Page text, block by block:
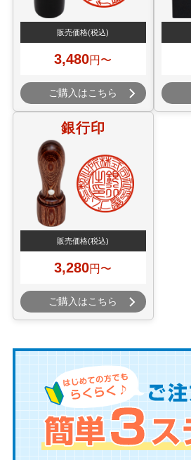
販売価格(税込)
3,480円〜
ご購入はこちら
銀行印
販売価格(税込)
3,280円〜
ご購入はこちら